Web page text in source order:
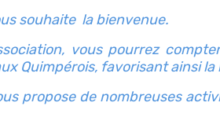
souhaite la bienvenue.
vous pourrez
Quimpérois, favorisant ainsi
propose de nombreuses